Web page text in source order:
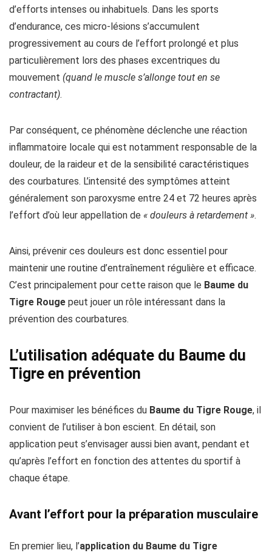
d’efforts intenses ou inhabituels. Dans les sports
d’endurance, ces micro-lésions s’accumulent
progressivement au cours de l’effort prolongé et plus
particulièrement lors des phases excentriques du
mouvement (quand le muscle s’allonge tout en se
contractant).
Par conséquent, ce phénomène déclenche une réaction
inflammatoire locale qui est notamment responsable de la
douleur, de la raideur et de la sensibilité caractéristiques
des courbatures. L’intensité des symptômes atteint
généralement son paroxysme entre 24 et 72 heures après
l’effort d’où leur appellation de « douleurs à retardement ».
Ainsi, prévenir ces douleurs est donc essentiel pour
maintenir une routine d’entraînement régulière et efficace.
C’est principalement pour cette raison que le Baume du
Tigre Rouge peut jouer un rôle intéressant dans la
prévention des courbatures.
L’utilisation adéquate du Baume du
Tigre en prévention
Pour maximiser les bénéfices du Baume du Tigre Rouge, il
convient de l’utiliser à bon escient. En détail, son
application peut s’envisager aussi bien avant, pendant et
qu’après l’effort en fonction des attentes du sportif à
chaque étape.
Avant l’effort pour la préparation musculaire
En premier lieu, l’application du Baume du Tigre